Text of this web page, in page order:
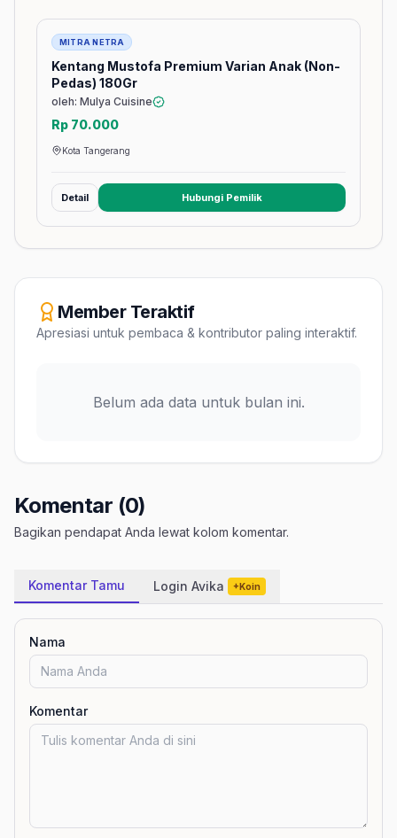
Barang
MITRA NETRA
Kentang Mustofa Premium Varian Anak (Non-
Pedas) 180Gr
oleh: Mulya Cuisine
Rp 70.000
Kota Tangerang
Detail Hubungi Pemilik(membuka tab baru)
Member Teraktif
Apresiasi untuk pembaca & kontributor paling interaktif.
Belum ada data untuk bulan ini.
Komentar (0)
Bagikan pendapat Anda lewat kolom komentar.
Komentar Tamu Login Avika +Koin
Nama
Komentar